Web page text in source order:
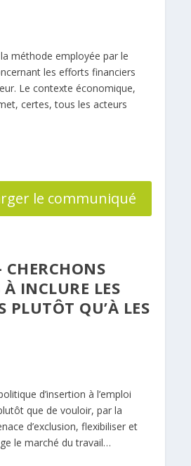
méthode employée par le
les efforts financiers
Le contexte économique,
certes, tous les acteurs
le communiqué
INCLURE LES
PLUTÔT QU’À LES
d’insertion à l’emploi
que de vouloir, par la
d’exclusion, flexibiliser et
le marché du travail…